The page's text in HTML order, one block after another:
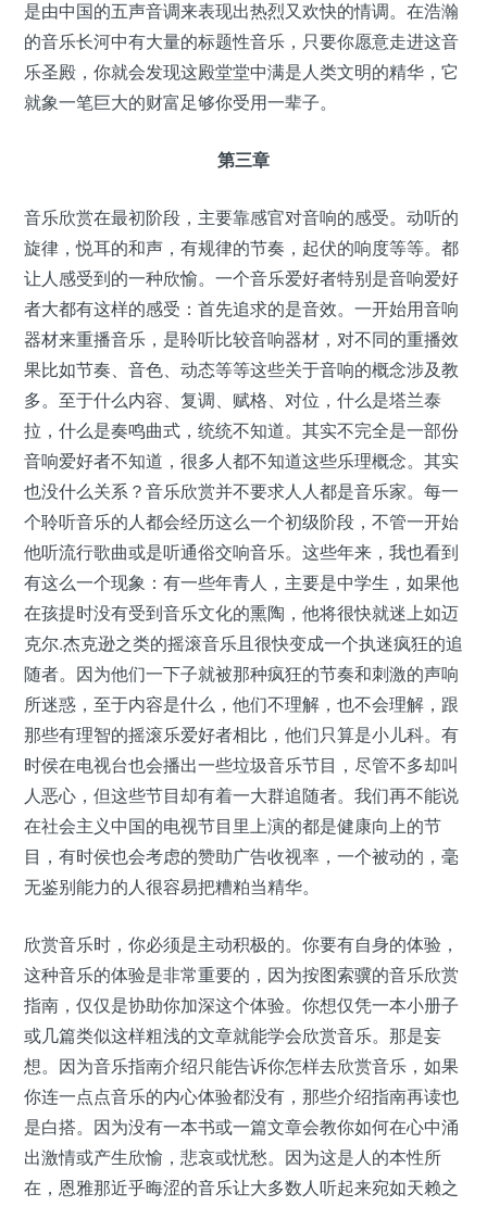
是由中国的五声音调来表现出热烈又欢快的情调。在浩瀚
的音乐长河中有大量的标题性音乐，只要你愿意走进这音
乐圣殿，你就会发现这殿堂堂中满是人类文明的精华，它
就象一笔巨大的财富足够你受用一辈子。
第三章
音乐欣赏在最初阶段，主要靠感官对音响的感受。动听的
旋律，悦耳的和声，有规律的节奏，起伏的响度等等。都
让人感受到的一种欣愉。一个音乐爱好者特别是音响爱好
者大都有这样的感受：首先追求的是音效。一开始用音响
器材来重播音乐，是聆听比较音响器材，对不同的重播效
果比如节奏、音色、动态等等这些关于音响的概念涉及教
多。至于什么内容、复调、赋格、对位，什么是塔兰泰
拉，什么是奏鸣曲式，统统不知道。其实不完全是一部份
音响爱好者不知道，很多人都不知道这些乐理概念。其实
也没什么关系？音乐欣赏并不要求人人都是音乐家。每一
个聆听音乐的人都会经历这么一个初级阶段，不管一开始
他听流行歌曲或是听通俗交响音乐。这些年来，我也看到
有这么一个现象：有一些年青人，主要是中学生，如果他
在孩提时没有受到音乐文化的熏陶，他将很快就迷上如迈
克尔.杰克逊之类的摇滚音乐且很快变成一个执迷疯狂的追
随者。因为他们一下子就被那种疯狂的节奏和刺激的声响
所迷惑，至于内容是什么，他们不理解，也不会理解，跟
那些有理智的摇滚乐爱好者相比，他们只算是小儿科。有
时侯在电视台也会播出一些垃圾音乐节目，尽管不多却叫
人恶心，但这些节目却有着一大群追随者。我们再不能说
在社会主义中国的电视节目里上演的都是健康向上的节
目，有时侯也会考虑的赞助广告收视率，一个被动的，毫
无鉴别能力的人很容易把糟粕当精华。
欣赏音乐时，你必须是主动积极的。你要有自身的体验，
这种音乐的体验是非常重要的，因为按图索骥的音乐欣赏
指南，仅仅是协助你加深这个体验。你想仅凭一本小册子
或几篇类似这样粗浅的文章就能学会欣赏音乐。那是妄
想。因为音乐指南介绍只能告诉你怎样去欣赏音乐，如果
你连一点点音乐的内心体验都没有，那些介绍指南再读也
是白搭。因为没有一本书或一篇文章会教你如何在心中涌
出激情或产生欣愉，悲哀或忧愁。因为这是人的本性所
在，恩雅那近乎晦涩的音乐让大多数人听起来宛如天赖之